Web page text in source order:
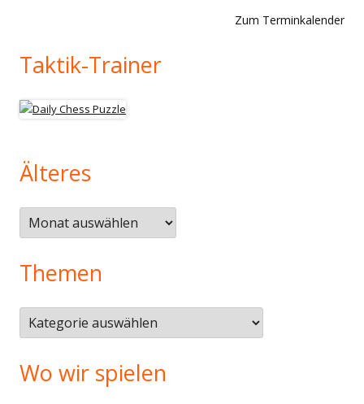
Zum Terminkalender
Taktik-Trainer
Älteres
Älteres
Themen
Themen
Wo wir spielen